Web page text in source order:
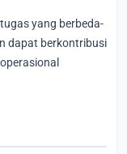
yang berbeda-
dapat berkontribusi